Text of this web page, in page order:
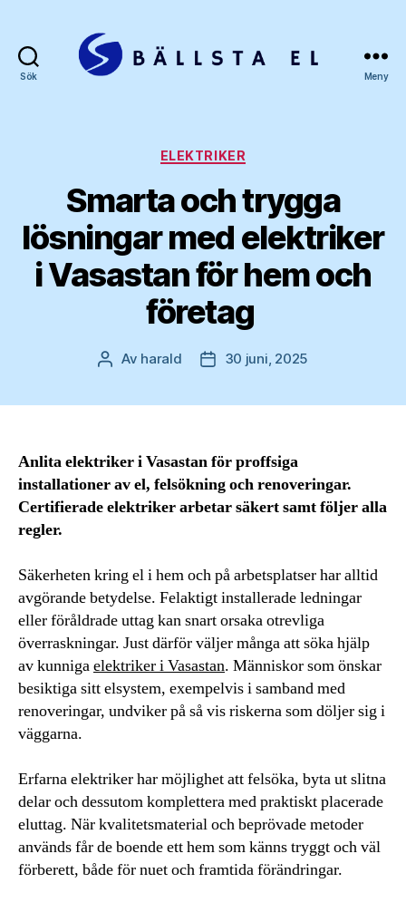
Sök Meny
Kategorier
ELEKTRIKER
Smarta och trygga
lösningar med elektriker
i Vasastan för hem och
företag
Inläggsförfattare
Av harald Inläggsdatum
30 juni, 2025
Anlita elektriker i Vasastan för proffsiga
installationer av el, felsökning och renoveringar.
Certifierade elektriker arbetar säkert samt följer alla
regler.
Säkerheten kring el i hem och på arbetsplatser har alltid
avgörande betydelse. Felaktigt installerade ledningar
eller föråldrade uttag kan snart orsaka otrevliga
överraskningar. Just därför väljer många att söka hjälp
av kunnigaelektriker i Vasastan. Människor som önskar
besiktiga sitt elsystem, exempelvis i samband med
renoveringar, undviker på så vis riskerna som döljer sig i
väggarna.
Erfarna elektriker har möjlighet att felsöka, byta ut slitna
delar och dessutom komplettera med praktiskt placerade
eluttag. När kvalitetsmaterial och beprövade metoder
används får de boende ett hem som känns tryggt och väl
förberett, både för nuet och framtida förändringar.